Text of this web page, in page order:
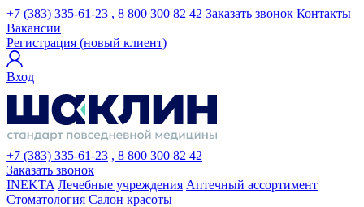
+7 (383) 335-61-23 , 8 800 300 82 42 Заказать звонок Контакты
Вакансии
Регистрация (новый клиент)
Вход
+7 (383) 335-61-23 , 8 800 300 82 42
Заказать звонок
INEKTA Лечебные учреждения Аптечный ассортимент
Стоматология Салон красоты